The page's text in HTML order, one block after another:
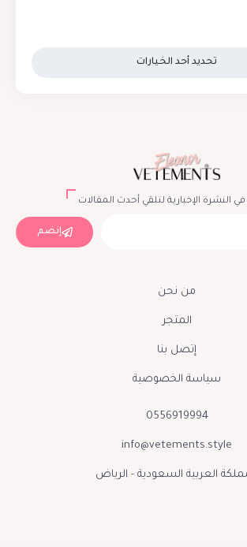
تحديد أحد الخيارات
النشرة الإخبارية لتلقي أحدث المقالات
إنضم
من نحن
المتجر
إتصل بنا
سياسة الخصوصية
0556919994
info@vetements.style
العربية السعودية - الرياض